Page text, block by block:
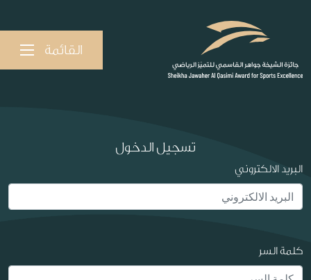
القائمة
تسجيل الدخول
البريد الالكتروني
كلمة السر